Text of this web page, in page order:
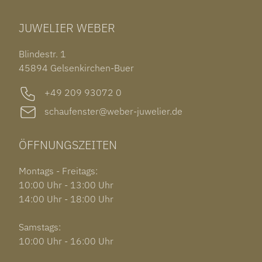
OHRSCHMUCK
OUT OF COLLECTION
ROLEX SUBMARINER DATE
GARMIN VENU 3S
JUWELIER WEBER
Blindestr. 1
45894 Gelsenkirchen-Buer
+49 209 93072 0
schaufenster@weber-juwelier.de
ÖFFNUNGSZEITEN
Montags - Freitags:
10:00 Uhr - 13:00 Uhr
14:00 Uhr - 18:00 Uhr
Samstags:
10:00 Uhr - 16:00 Uhr